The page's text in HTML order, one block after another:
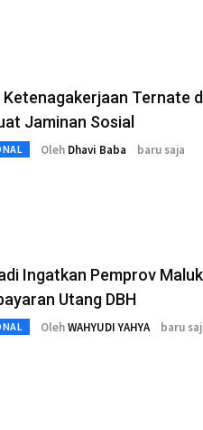
Ketenagakerjaan Ternate
Jaminan Sosial
Oleh Dhavi Baba baru saja
Ingatkan Pemprov
Utang DBH
OlehWAHYUDI YAHYA baru